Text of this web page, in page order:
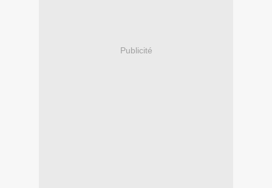
Publicité